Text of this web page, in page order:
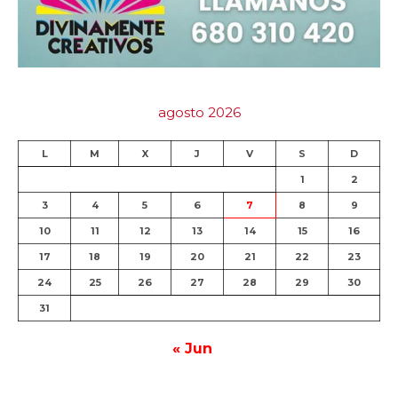
agosto 2026
L M X J V S D
1 2
3 4 5 6 7 8 9
10 11 12 13 14 15 16
17 18 19 20 21 22 23
24 25 26 27 28 29 30
31
« Jun